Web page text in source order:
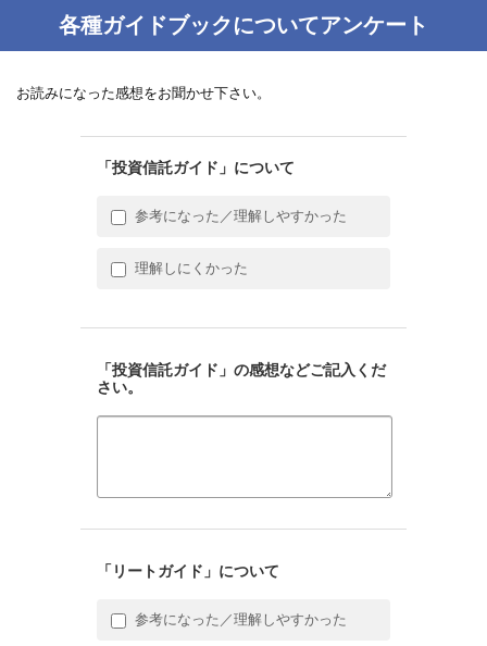
各種ガイドブックについてアンケート
お読みになった感想をお聞かせ下さい。
「投資信託ガイド」について
参考になった／理解しやすかった
理解しにくかった
「投資信託ガイド」の感想などご記入くだ
さい。
「リートガイド」について
参考になった／理解しやすかった